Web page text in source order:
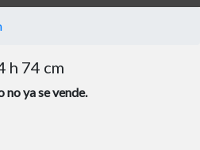
h 74 cm
ya se vende.